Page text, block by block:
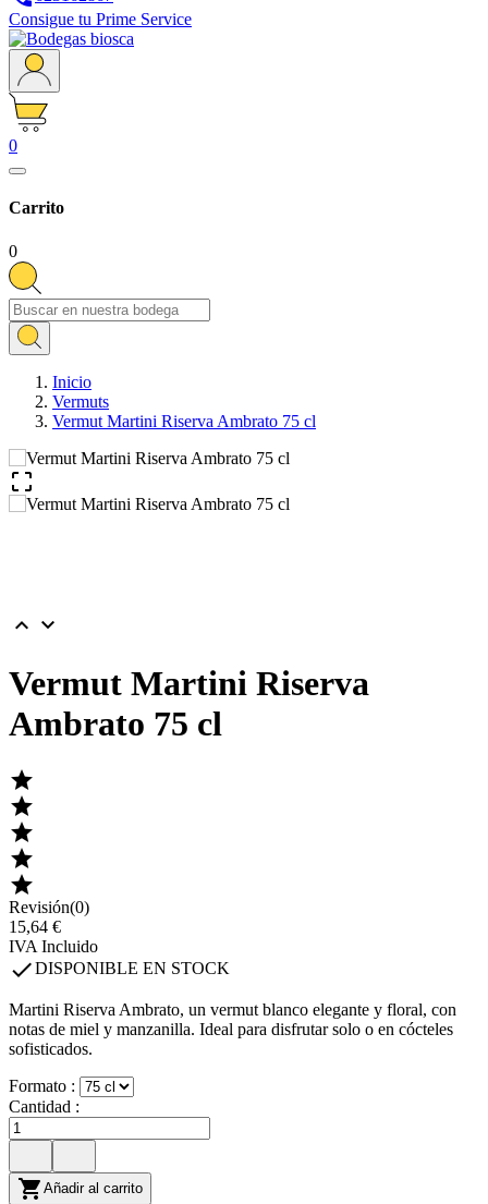
Consigue tu Prime Service
0
Carrito
0
Inicio
Vermuts
Vermut Martini Riserva Ambrato 75 cl

 
Vermut Martini Riserva
Ambrato 75 cl





Revisión(0)
15,64 €
IVA Incluido
DISPONIBLE EN STOCK
Martini Riserva Ambrato, un vermut blanco elegante y floral, con
notas de miel y manzanilla. Ideal para disfrutar solo o en cócteles
sofisticados.
Formato :
Cantidad :
 Añadir al carrito